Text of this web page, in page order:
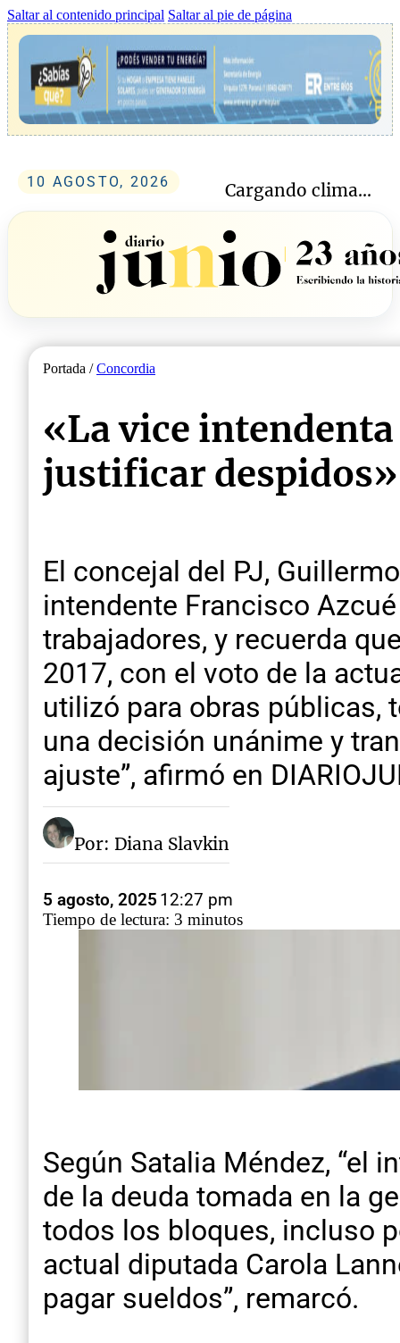
Saltar al contenido principal Saltar al pie de página
10 AGOSTO, 2026 Cargando clima...
Portada /Concordia
«La vice intendenta
justificar despidos»
El concejal del PJ,
intendente Francisco
trabajadores, y recuerda
2017, con el voto de la
utilizó para obras públicas,
una decisión unánime y
ajuste”, afirmó en
Por: Diana Slavkin
5 agosto, 2025 12:27 pm
Tiempo de lectura: 3 minutos
Según Satalia Méndez, “el
de la deuda tomada en la
todos los bloques, incluso
actual diputada Carola
pagar sueldos”, remarcó.